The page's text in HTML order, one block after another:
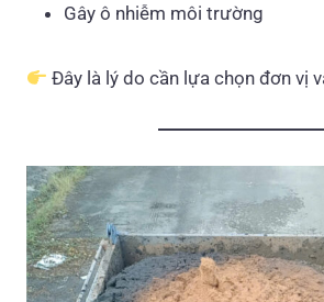
Gây ô nhiễm môi trường
Đây là lý do cần lựa chọn đơn vị